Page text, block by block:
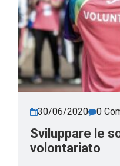
30/06/2020 0
Sviluppare le
volontariato